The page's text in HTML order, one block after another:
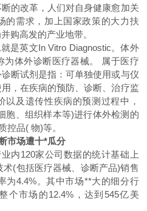
改革，人们对自身健康愈加关
的需求，加上国家政策的大力扶
购高发的产业地带。
英文In Vitro Diagnostic。体外
为体外诊断医疗器械。 属于医疗
断试剂是指：可单独使用或与仪
，在疾病的预防、诊断、治疗监
以及遗传性疾病的预测过程中，
胞、组织样本等)进行体外检测的
控品( 物)等。
市场遭十*瓜分
内120家公司数据的统计基础上
(包括医疗器械、诊断产品)销售
为4.4%。其中市场**大的细分行
个市场的12.4%，达到545亿美